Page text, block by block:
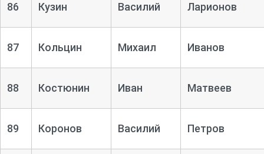
86 Кузин Василий Ларионов
87 Кольцин Михаил Иванов
88 Костюнин Иван Матвеев
89 Коронов Василий Петров